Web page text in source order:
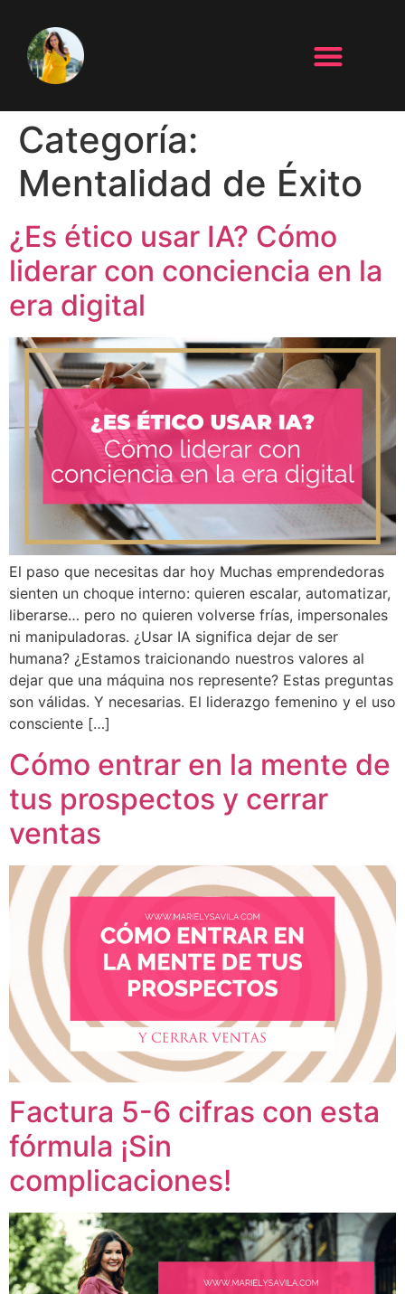
Categoría:
Mentalidad de Éxito
¿Es ético usar IA? Cómo
liderar con conciencia en la
era digital
El paso que necesitas dar hoy Muchas emprendedoras
sienten un choque interno: quieren escalar, automatizar,
liberarse… pero no quieren volverse frías, impersonales
ni manipuladoras. ¿Usar IA significa dejar de ser
humana? ¿Estamos traicionando nuestros valores al
dejar que una máquina nos represente? Estas preguntas
son válidas. Y necesarias. El liderazgo femenino y el uso
consciente […]
Cómo entrar en la mente de
tus prospectos y cerrar
ventas
Factura 5-6 cifras con esta
fórmula ¡Sin
complicaciones!